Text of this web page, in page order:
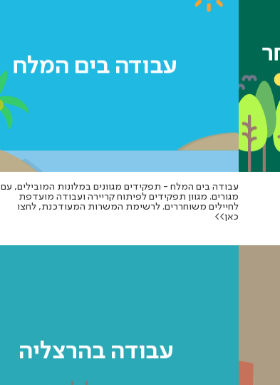
עבודה בים המלח - תפקידים מגוונים במלונות המובילים, עם
מגורים. מגוון תפקידים לפיתוח קריירה ועבודה מועדפת
לחיילים משוחררים. לרשימת המשרות המעודכנת, לחצו
כאן>>